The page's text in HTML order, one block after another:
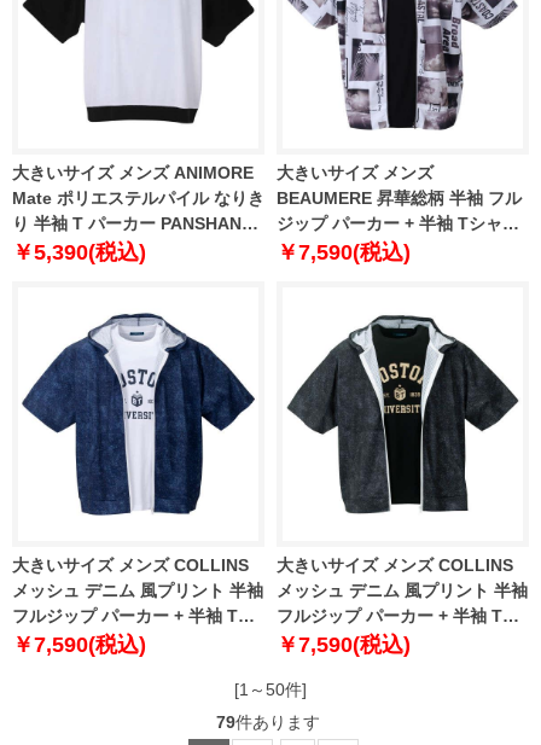
大きいサイズ メンズ ANIMORE
Mate ポリエステルパイル なりき
り 半袖 T パーカー PANSHAN
1268-3210-4 3L 4L 5L 6L 8L
￥5,390(税込)
大きいサイズ メンズ
BEAUMERE 昇華総柄 半袖 フル
ジップ パーカー + 半袖 Tシャツ
グレー系 × ブラック 1258-2272-
￥7,590(税込)
大きいサイズ メンズ COLLINS
メッシュ デニム 風プリント 半袖
フルジップ パーカー + 半袖 Tシ
ャツ ネイビー × ホワイト 1258-
￥7,590(税込)
大きいサイズ メンズ COLLINS
メッシュ デニム 風プリント 半袖
フルジップ パーカー + 半袖 Tシ
ャツ ブラック × ブラック 1258-
￥7,590(税込)
[1～50件]
79件あります